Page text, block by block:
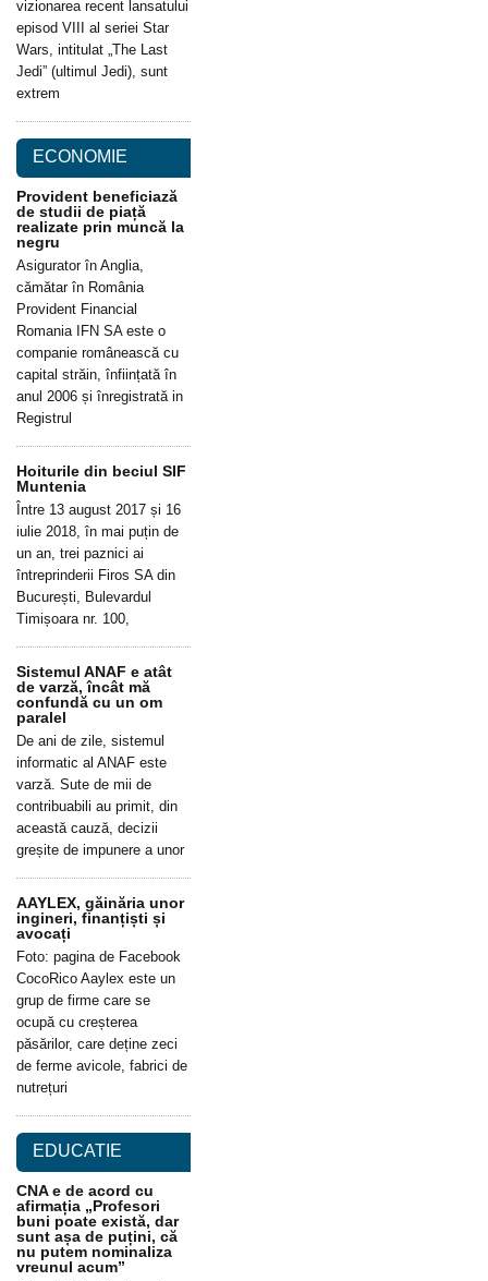
vizionarea recent lansatului
episod VIII al seriei Star
Wars, intitulat „The Last
Jedi” (ultimul Jedi), sunt
extrem
ECONOMIE
Provident beneficiază
de studii de piață
realizate prin muncă la
negru
Asigurator în Anglia,
cămătar în România
Provident Financial
Romania IFN SA este o
companie românească cu
capital străin, înființată în
anul 2006 și înregistrată in
Registrul
Hoiturile din beciul SIF
Muntenia
Între 13 august 2017 și 16
iulie 2018, în mai puțin de
un an, trei paznici ai
întreprinderii Firos SA din
București, Bulevardul
Timișoara nr. 100,
Sistemul ANAF e atât
de varză, încât mă
confundă cu un om
paralel
De ani de zile, sistemul
informatic al ANAF este
varză. Sute de mii de
contribuabili au primit, din
această cauză, decizii
greșite de impunere a unor
AAYLEX, găinăria unor
ingineri, finanțiști și
avocați
Foto: pagina de Facebook
CocoRico Aaylex este un
grup de firme care se
ocupă cu creșterea
păsărilor, care deține zeci
de ferme avicole, fabrici de
nutrețuri
EDUCATIE
CNA e de acord cu
afirmația „Profesori
buni poate există, dar
sunt așa de puțini, că
nu putem nominaliza
vreunul acum”